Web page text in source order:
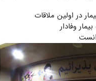
در اولین ملاقات
وفادار